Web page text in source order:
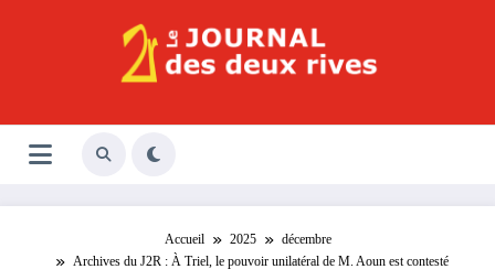
Le Journal des Deux Rives
Accueil 2025
décembre
Archives du J2R : À Triel, le pouvoir unilatéral de M. Aoun est contesté